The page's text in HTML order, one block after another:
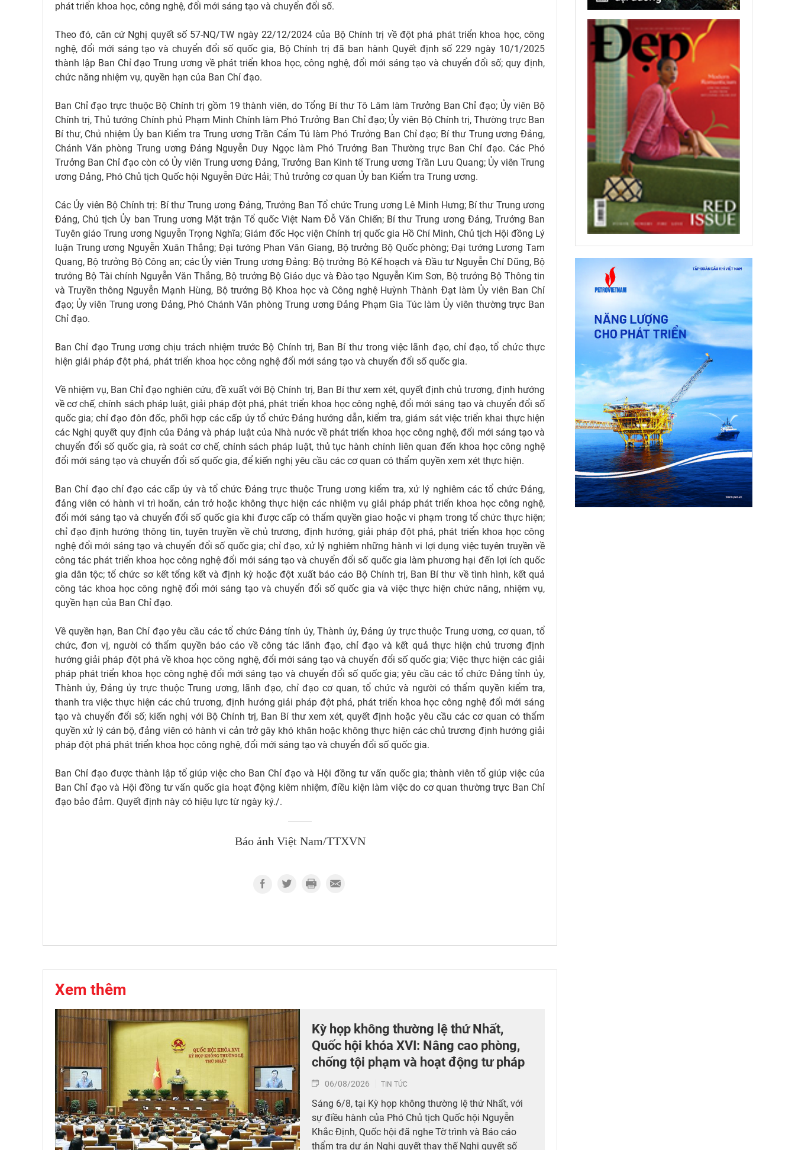
phát triển khoa học, công nghệ, đổi mới sáng tạo và chuyển đổi số.
Theo đó, căn cứ Nghị quyết số 57-NQ/TW ngày 22/12/2024 của Bộ Chính trị về đột phá phát triển khoa học, công
nghệ, đổi mới sáng tạo và chuyển đổi số quốc gia, Bộ Chính trị đã ban hành Quyết định số 229 ngày 10/1/2025
thành lập Ban Chỉ đạo Trung ương về phát triển khoa học, công nghệ, đổi mới sáng tạo và chuyển đổi số; quy định,
chức năng nhiệm vụ, quyền hạn của Ban Chỉ đạo.
Ban Chỉ đạo trực thuộc Bộ Chính trị gồm 19 thành viên, do Tổng Bí thư Tô Lâm làm Trưởng Ban Chỉ đạo; Ủy viên Bộ
Chính trị, Thủ tướng Chính phủ Phạm Minh Chính làm Phó Trưởng Ban Chỉ đạo; Ủy viên Bộ Chính trị, Thường trực Ban
Bí thư, Chủ nhiệm Ủy ban Kiểm tra Trung ương Trần Cẩm Tú làm Phó Trưởng Ban Chỉ đạo; Bí thư Trung ương Đảng,
Chánh Văn phòng Trung ương Đảng Nguyễn Duy Ngọc làm Phó Trưởng Ban Thường trực Ban Chỉ đạo. Các Phó
Trưởng Ban Chỉ đạo còn có Ủy viên Trung ương Đảng, Trưởng Ban Kinh tế Trung ương Trần Lưu Quang; Ủy viên Trung
ương Đảng, Phó Chủ tịch Quốc hội Nguyễn Đức Hải; Thủ trưởng cơ quan Ủy ban Kiểm tra Trung ương.
Các Ủy viên Bộ Chính trị: Bí thư Trung ương Đảng, Trưởng Ban Tổ chức Trung ương Lê Minh Hưng; Bí thư Trung ương
Đảng, Chủ tịch Ủy ban Trung ương Mặt trận Tổ quốc Việt Nam Đỗ Văn Chiến; Bí thư Trung ương Đảng, Trưởng Ban
Tuyên giáo Trung ương Nguyễn Trọng Nghĩa; Giám đốc Học viện Chính trị quốc gia Hồ Chí Minh, Chủ tịch Hội đồng Lý
luận Trung ương Nguyễn Xuân Thắng; Đại tướng Phan Văn Giang, Bộ trưởng Bộ Quốc phòng; Đại tướng Lương Tam
Quang, Bộ trưởng Bộ Công an; các Ủy viên Trung ương Đảng: Bộ trưởng Bộ Kế hoạch và Đầu tư Nguyễn Chí Dũng, Bộ
trưởng Bộ Tài chính Nguyễn Văn Thắng, Bộ trưởng Bộ Giáo dục và Đào tạo Nguyễn Kim Sơn, Bộ trưởng Bộ Thông tin
và Truyền thông Nguyễn Mạnh Hùng, Bộ trưởng Bộ Khoa học và Công nghệ Huỳnh Thành Đạt làm Ủy viên Ban Chỉ
đạo; Ủy viên Trung ương Đảng, Phó Chánh Văn phòng Trung ương Đảng Phạm Gia Túc làm Ủy viên thường trực Ban
Chỉ đạo.
Ban Chỉ đạo Trung ương chịu trách nhiệm trước Bộ Chính trị, Ban Bí thư trong việc lãnh đạo, chỉ đạo, tổ chức thực
hiện giải pháp đột phá, phát triển khoa học công nghệ đổi mới sáng tạo và chuyển đổi số quốc gia.
Về nhiệm vụ, Ban Chỉ đạo nghiên cứu, đề xuất với Bộ Chính trị, Ban Bí thư xem xét, quyết định chủ trương, định hướng
về cơ chế, chính sách pháp luật, giải pháp đột phá, phát triển khoa học công nghệ, đổi mới sáng tạo và chuyển đổi số
quốc gia; chỉ đạo đôn đốc, phối hợp các cấp ủy tổ chức Đảng hướng dẫn, kiểm tra, giám sát việc triển khai thực hiện
các Nghị quyết quy định của Đảng và pháp luật của Nhà nước về phát triển khoa học công nghệ, đổi mới sáng tạo và
chuyển đổi số quốc gia, rà soát cơ chế, chính sách pháp luật, thủ tục hành chính liên quan đến khoa học công nghệ
đổi mới sáng tạo và chuyển đổi số quốc gia, để kiến nghị yêu cầu các cơ quan có thẩm quyền xem xét thực hiện.
Ban Chỉ đạo chỉ đạo các cấp ủy và tổ chức Đảng trực thuộc Trung ương kiểm tra, xử lý nghiêm các tổ chức Đảng,
đảng viên có hành vi trì hoãn, cản trở hoặc không thực hiện các nhiệm vụ giải pháp phát triển khoa học công nghệ,
đổi mới sáng tạo và chuyển đổi số quốc gia khi được cấp có thẩm quyền giao hoặc vi phạm trong tổ chức thực hiện;
chỉ đạo định hướng thông tin, tuyên truyền về chủ trương, định hướng, giải pháp đột phá, phát triển khoa học công
nghệ đổi mới sáng tạo và chuyển đổi số quốc gia; chỉ đạo, xử lý nghiêm những hành vi lợi dụng việc tuyên truyền về
công tác phát triển khoa học công nghệ đổi mới sáng tạo và chuyển đổi số quốc gia làm phương hại đến lợi ích quốc
gia dân tộc; tổ chức sơ kết tổng kết và định kỳ hoặc đột xuất báo cáo Bộ Chính trị, Ban Bí thư về tình hình, kết quả
công tác khoa học công nghệ đổi mới sáng tạo và chuyển đổi số quốc gia và việc thực hiện chức năng, nhiệm vụ,
quyền hạn của Ban Chỉ đạo.
Về quyền hạn, Ban Chỉ đạo yêu cầu các tổ chức Đảng tỉnh ủy, Thành ủy, Đảng ủy trực thuộc Trung ương, cơ quan, tổ
chức, đơn vị, người có thẩm quyền báo cáo về công tác lãnh đạo, chỉ đạo và kết quả thực hiện chủ trương định
hướng giải pháp đột phá về khoa học công nghệ, đổi mới sáng tạo và chuyển đổi số quốc gia; Việc thực hiện các giải
pháp phát triển khoa học công nghệ đổi mới sáng tạo và chuyển đổi số quốc gia; yêu cầu các tổ chức Đảng tỉnh ủy,
Thành ủy, Đảng ủy trực thuộc Trung ương, lãnh đạo, chỉ đạo cơ quan, tổ chức và người có thẩm quyền kiểm tra,
thanh tra việc thực hiện các chủ trương, định hướng giải pháp đột phá, phát triển khoa học công nghệ đổi mới sáng
tạo và chuyển đổi số; kiến nghị với Bộ Chính trị, Ban Bí thư xem xét, quyết định hoặc yêu cầu các cơ quan có thẩm
quyền xử lý cán bộ, đảng viên có hành vi cản trở gây khó khăn hoặc không thực hiện các chủ trương định hướng giải
pháp đột phá phát triển khoa học công nghệ, đổi mới sáng tạo và chuyển đổi số quốc gia.
Ban Chỉ đạo được thành lập tổ giúp việc cho Ban Chỉ đạo và Hội đồng tư vấn quốc gia; thành viên tổ giúp việc của
Ban Chỉ đạo và Hội đồng tư vấn quốc gia hoạt động kiêm nhiệm, điều kiện làm việc do cơ quan thường trực Ban Chỉ
đạo bảo đảm. Quyết định này có hiệu lực từ ngày ký./.
Báo ảnh Việt Nam/TTXVN
Xem thêm
Kỳ họp không thường lệ thứ Nhất,
Quốc hội khóa XVI: Nâng cao phòng,
chống tội phạm và hoạt động tư pháp
06/08/2026 TIN TỨC
Sáng 6/8, tại Kỳ họp không thường lệ thứ Nhất, với
sự điều hành của Phó Chủ tịch Quốc hội Nguyễn
Khắc Định, Quốc hội đã nghe Tờ trình và Báo cáo
thẩm tra dự án Nghị quyết thay thế Nghị quyết số